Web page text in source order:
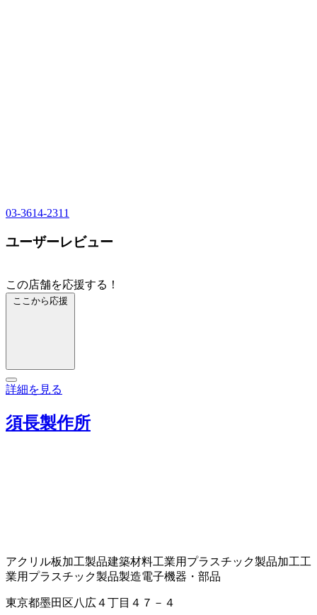
03-3614-2311
ユーザーレビュー
この店舗を応援する！
ここから応援
詳細を見る
須長製作所
アクリル板加工製品建築材料工業用プラスチック製品加工工
業用プラスチック製品製造電子機器・部品
東京都墨田区八広４丁目４７－４